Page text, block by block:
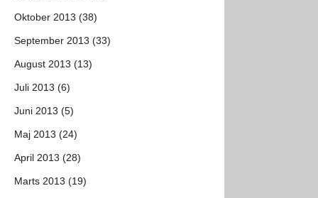
Oktober 2013 (38)
September 2013 (33)
August 2013 (13)
Juli 2013 (6)
Juni 2013 (5)
Maj 2013 (24)
April 2013 (28)
Marts 2013 (19)